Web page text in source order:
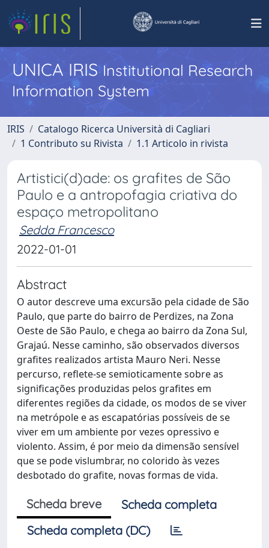
UNICA IRISInstitutional Research
Information System
IRIS
Catalogo Ricerca Università di Cagliari
1 Contributo su Rivista
1.1 Articolo in rivista
Artistici(d)ade: os grafites de São
Paulo e a antropofagia criativa do
espaço metropolitano
Sedda Francesco
2022-01-01
Abstract
O autor descreve uma excursão pela cidade de São
Paulo, que parte do bairro de Perdizes, na Zona
Oeste de São Paulo, e chega ao bairro da Zona Sul,
Grajaú. Nesse caminho, são observados diversos
grafites realizados artista Mauro Neri. Nesse
percurso, reflete-se semioticamente sobre as
significações produzidas pelos grafites em
diferentes regiões da cidade, os modos de se viver
na metrópole e as escapatórias possíveis de se
viver em um ambiente por vezes opressivo e
violento. Assim, é por meio da dimensão sensível
que se pode vislumbrar, no colorido às vezes
desbotado do grafite, novas formas de vida.
Scheda breve
Scheda completa
Scheda completa (DC)